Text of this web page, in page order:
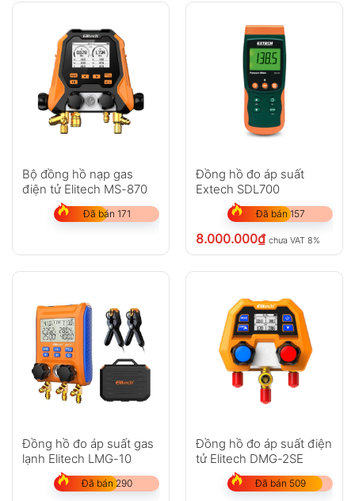
Bộ đồng hồ nạp gas
điện tử Elitech MS-870
Đã bán 171
Đồng hồ đo áp suất
Extech SDL700
Đã bán 157
8.000.000₫ chưa VAT 8%
Đồng hồ đo áp suất gas
lạnh Elitech LMG-10
Đã bán 290
Đồng hồ đo áp suất điện
tử Elitech DMG-2SE
Đã bán 509